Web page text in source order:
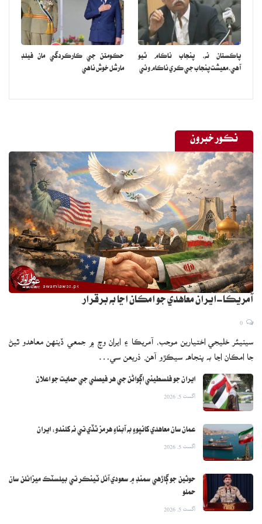
تائين پهتو، هو ڪانگريس جو نظرياتي ڪارڪن هو ۽ هن جي روح ۾ سنڌ
هئي، ان ڪري هن سائمن ڪميشن خلاف بيماري ۾ دهلي پهتو ۽
اسيمبلي جي گيٽ تي دم ڏنو، هر چند راءِ ڪراچي جي ڪچن روڊن کي
پهريون ڀيرو ڍامبر جا روڊ ٺهرايا، شهر ۾ واپار جي ترقيءَ لاءِ پارسين ۽ ٻين
هرچند راءِ کي ياد رکي ڀلائي جا ڪم نه ٿا ڪن، ڇو ته اهي پرائيويٽ لميٽيڊ
ڪمپنين ۾ تبديل ٿي چڪيون آهن، سماجي اڳواڻ ڊاڪٽر جئپال ڇاپڙيا چيو
ته هر چند راءِ دادو جي مانجهند شهر مان نڪري ڪراچي ۾ تعليم حاصل
ڪئي ۽ شڪارپور ۾ جج بڻيو پر اها نوڪري ڇڏي ڪراچي ۾ وڪالت
ڪئي ۽ ڪراچي بار جو پهريون چونڊيل سيڪريٽري ٿيو ۽ مسلسل 38سال
ان عهدي تي رهيو پر بار جا وڪيل هن کان اڻ واقف آهن، کين بار ۾ به هن
جو مجسمو لڳڻ گهرجي، هو 10 سال ڪراچي ميونسپالٽي جو صدر پڻ رهيو
۽ ڪراچي شهر ۾ پليگ جي وبا ۾ والد جي مدد سان اسپتال کولي
پنهنجي خدمتن جو ريڪارڊ قائم ڪيو، زيبسٽ جي اڪيڊمڪ جي ميمبر
ڊاڪٽر الطاف چيو ته هو ڪراچي ۾ 1958 ۾ پيدا ٿيو پر هو هرچند راءِ
تي مندر اڏيو پر هتي گرو مندر جي جاءِ تي مسجد ٺاهي ڇڏي آهي، خوف
آهي ته جيڪب آباد شهر کي مسلمان ڪري هن جو نالو به تبديل نه ڪيو
وڃي.
پاڪستان نه، پنجاب ناڪام ٿيو
آهي،معيشت پنجاب جي ڪري ناڪام وئي
حڪومتن جي ڪارڪردگي مان فيلڊ
مارشل خوش ناهي
نڪور خبرون
آمريڪا-ايران معاهدي جو امڪان اڃا به برقرار
سينيئر خليجي اختيارين موجب، آمريڪا ۽ ايران وچ ۾ جمعي ڏينهن معاهدو ٿيڻ
جا امڪان اڃا به پنجاهه سيڪڙو آهن. ذريعن سي…
ايران جو فلسطيني اڳواڻن جي هر فيصلي جي حمايت جو اعلان
اگست 5, 2026
عمان سان معاهدي کانپوءِ به آبناءِ هرمز ٿڏي تي نه کلندو: ايران
اگست 5, 2026
حوثين جو ڳاڙهي سمنڊ ۾ سعودي آئل ٽينڪر تي بيلسٽڪ ميزائلن سان
حملو
اگست 5, 2026